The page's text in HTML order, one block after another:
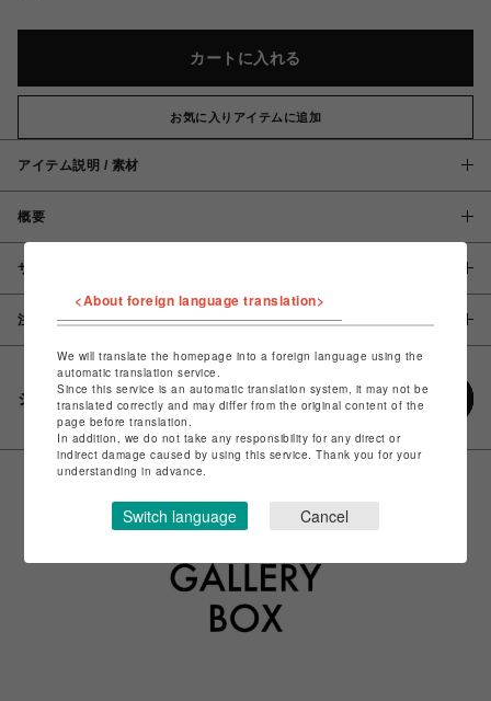
カートに入れる
お気に入りアイテムに追加
アイテム説明 / 素材
概要
サイズ
注意事項
シェアする
<About foreign language translation>
We will translate the homepage into a foreign language using the
automatic translation service.
Since this service is an automatic translation system, it may not be
translated correctly and may differ from the original content of the
page before translation.
In addition, we do not take any responsibility for any direct or
indirect damage caused by using this service. Thank you for your
understanding in advance.
Switch language Cancel